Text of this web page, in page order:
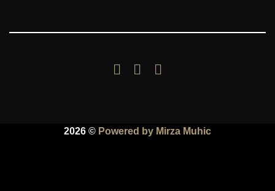
2026 © Powered by Mirza Muhic